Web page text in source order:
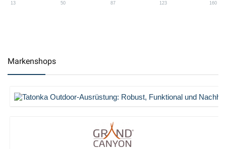
13 50 87 123 160
Markenshops